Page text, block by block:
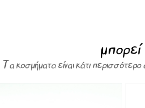
Τα κοσμήματα είναι κάτι